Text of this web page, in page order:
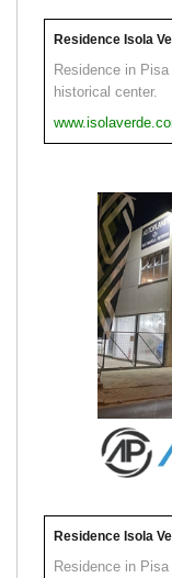
Residence Isola
Residence in
historical center.
Residence Isola
Residence in